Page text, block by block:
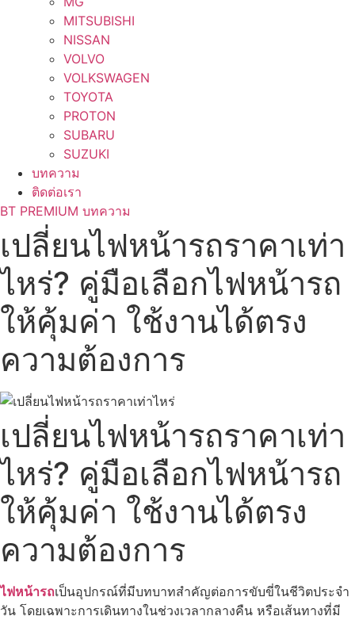
MITSUBISHI
NISSAN
VOLVO
VOLKSWAGEN
TOYOTA
PROTON
SUBARU
SUZUKI
บทความ
ติดต่อเรา
BT PREMIUM บทความ
เปลี่ยนไฟหน้ารถราคาเท่า
ไหร่? คู่มือเลือกไฟหน้ารถ
ให้คุ้มค่า ใช้งานได้ตรง
ความต้องการ
เปลี่ยนไฟหน้ารถราคาเท่า
ไหร่? คู่มือเลือกไฟหน้ารถ
ให้คุ้มค่า ใช้งานได้ตรง
ความต้องการ
ไฟหน้ารถเป็นอุปกรณ์ที่มีบทบาทสำคัญต่อการขับขี่ในชีวิตประจำ
วัน โดยเฉพาะการเดินทางในช่วงเวลากลางคืน หรือเส้นทางที่มี